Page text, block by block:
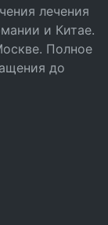
лечения
и Китае.
Полное
до